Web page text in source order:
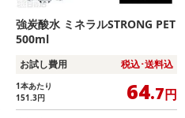
強炭酸水 ミネラルSTRONG PET
500ml
お試し費用 税込･送料込
1本あたり
151.3円 64.7円